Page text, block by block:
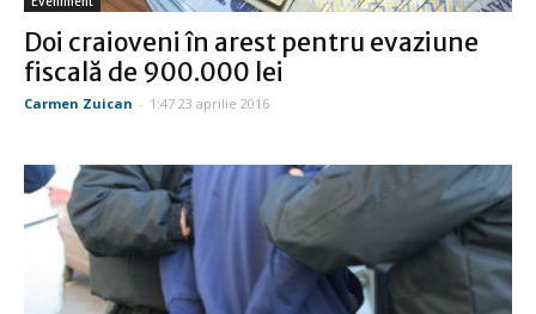
Doi craioveni în arest pentru evaziune
fiscală de 900.000 lei
Carmen Zuican - 1:47 23 aprilie 2016